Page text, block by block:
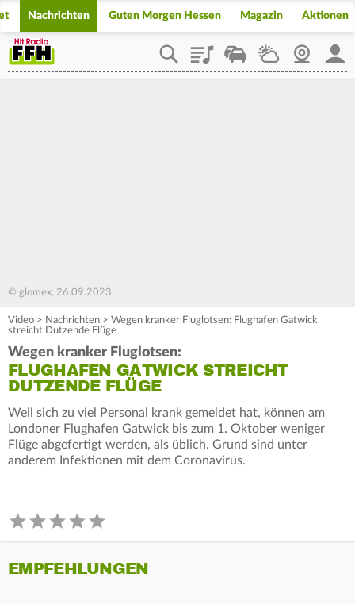
Nachrichten Guten Morgen Hessen Magazin Aktionen
PlaylistStaupilotWetterWebcam
© glomex, 26.09.2023
Video > Nachrichten > Wegen kranker Fluglotsen: Flughafen Gatwick
streicht Dutzende Flüge
Wegen kranker Fluglotsen:
FLUGHAFEN GATWICK STREICHT
DUTZENDE FLÜGE
Weil sich zu viel Personal krank gemeldet hat, können am
Londoner Flughafen Gatwick bis zum 1. Oktober weniger
Flüge abgefertigt werden, als üblich. Grund sind unter
anderem Infektionen mit dem Coronavirus.
EMPFEHLUNGEN